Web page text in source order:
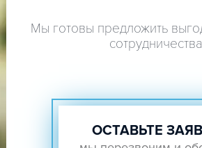
Мы готовы предложить
сотрудничества
ОСТАВЬТЕ